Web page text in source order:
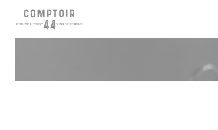
Painel de Gerenciamento de Cookies